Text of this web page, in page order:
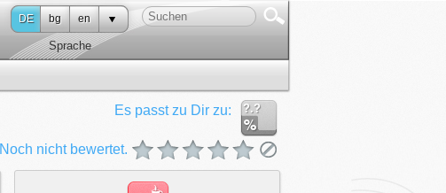
DE bg en
Sprache
?.?
Es passt zu Dir zu:
Noch nicht bewertet.